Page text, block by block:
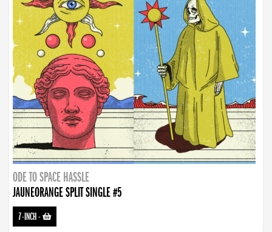
ODE TO SPACE HASSLE
JAUNEORANGE SPLIT SINGLE #5
7-INCH-